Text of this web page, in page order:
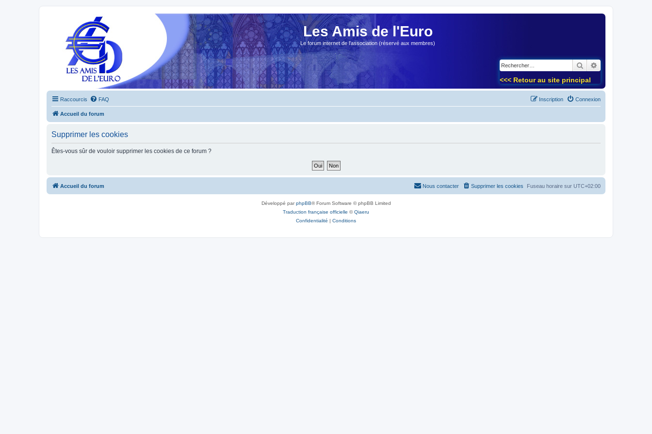
Les Amis de l'Euro
Le forum internet de l'association (réservé aux membres)
Rechercher
<<< Retour au site principal
Raccourcis FAQ Connexion
Inscription
Accueil du forum
Supprimer les cookies
Êtes-vous sûr de vouloir supprimer les cookies de ce forum ?
Accueil du forum Fuseau horaire sur UTC+02:00
Supprimer les cookies
Nous contacter
Développé parphpBB® Forum Software © phpBB Limited
Traduction française officielle ©Qiaeru
Confidentialité | Conditions